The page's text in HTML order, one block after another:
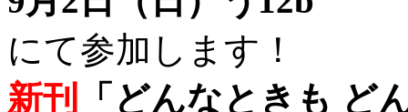
にて参加します！
新刊
「どんなときも ど